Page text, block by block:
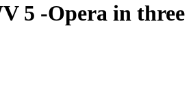
5 -Opera in three